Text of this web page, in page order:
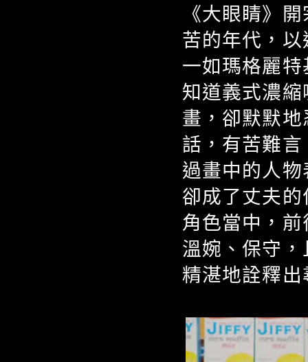
《大眼睛》
苦的年代，
一如瑪格麗
知道義式濃
畫，卻默默
話，有苦難
過畫中的人
卻成了丈夫
角色當中，
溫婉、保守
精湛地詮釋